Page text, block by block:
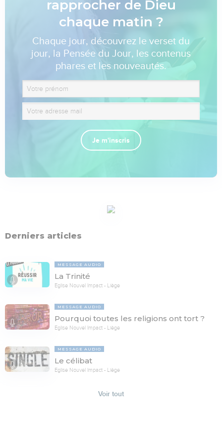
rapprocher de Dieu
chaque matin ?
Chaque jour, découvrez le verset du
jour, la Pensée du Jour, les contenus
phares et les nouveautés.
Je m'inscris
Derniers articles
MESSAGE AUDIO
La Trinité
Eglise Nouvel Impact - Liège
MESSAGE AUDIO
Pourquoi toutes les religions ont tort ?
Eglise Nouvel Impact - Liège
MESSAGE AUDIO
Le célibat
Eglise Nouvel Impact - Liège
Voir tout